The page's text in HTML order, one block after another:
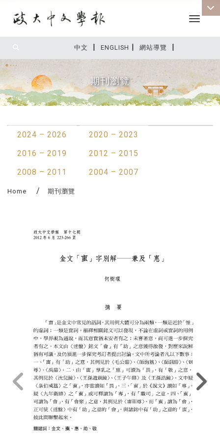
中文 | ENGLISH | 網站導覽 |
Toggle
期刊瀏覽
2024 – 2026
2020 – 2023
2016 – 2019
2012 – 2015
2008 – 2011
2004 – 2007
Home 期刊瀏覽